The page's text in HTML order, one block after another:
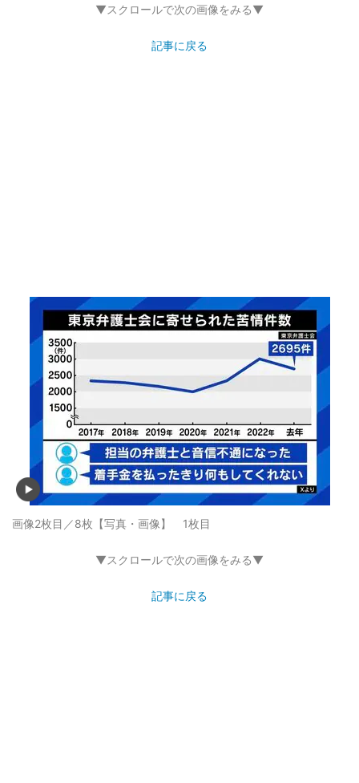
▼スクロールで次の画像をみる▼
記事に戻る
画像2枚目／8枚 【写真・画像】 1枚目
▼スクロールで次の画像をみる▼
記事に戻る